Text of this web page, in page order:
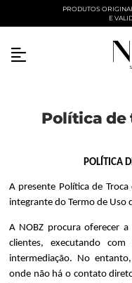
Entre
PRODUTOS
E
Política de
POLÍTICA
A presente Política de Troca
integrante do Termo de Uso
A NOBZ procura oferecer
clientes, executando
intermediação. No
onde não há o contato